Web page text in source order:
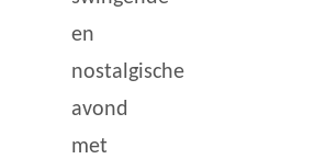
en
nostalgische
avond
met